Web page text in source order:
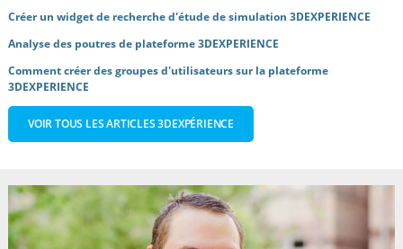
Créer un widget de recherche d'étude de simulation 3DEXPERIENCE
Analyse des poutres de plateforme 3DEXPERIENCE
Comment créer des groupes d'utilisateurs sur la plateforme
3DEXPERIENCE
VOIR TOUS LES ARTICLES 3DEXPÉRIENCE